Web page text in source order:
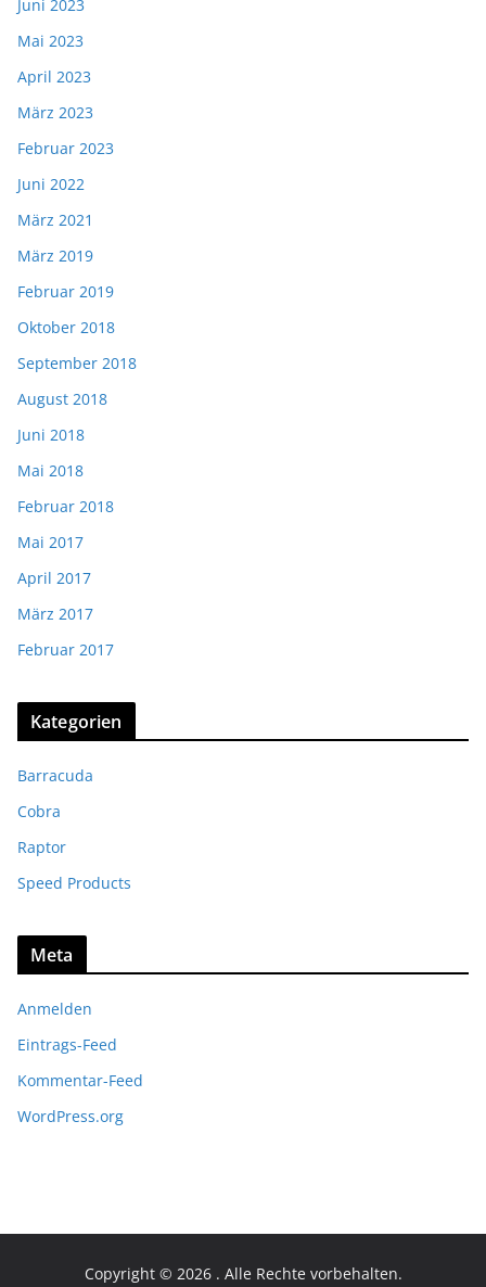
Juni 2023
Mai 2023
April 2023
März 2023
Februar 2023
Juni 2022
März 2021
März 2019
Februar 2019
Oktober 2018
September 2018
August 2018
Juni 2018
Mai 2018
Februar 2018
Mai 2017
April 2017
März 2017
Februar 2017
Kategorien
Barracuda
Cobra
Raptor
Speed Products
Meta
Anmelden
Eintrags-Feed
Kommentar-Feed
WordPress.org
Copyright © 2026 . Alle Rechte vorbehalten.